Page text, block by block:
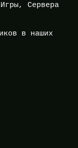
Сервера
в наших